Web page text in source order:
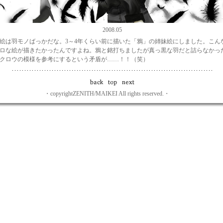
2008.05
は羽モノばっかだな。3～4年くらい前に描いた「鴉」の姉妹絵にしました。こん
な絵が描きたかったんですよね。鴉と銘打ちましたが真っ黒な羽だと詰らなかっ
ロウの模様を参考にするという矛盾が……！！（笑）
・copyrightZENITH/MAIKEI All rights reserved.・